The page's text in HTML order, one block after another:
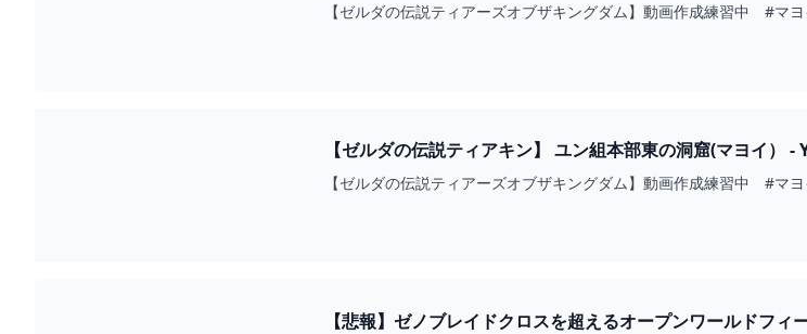
【ゼルダの伝説ティアーズオブザキングダム】動画作成練習中 #マ
【ゼルダの伝説ティアキン】 ユン組本部東の洞窟(マヨイ） -
【ゼルダの伝説ティアーズオブザキングダム】動画作成練習中 #マ
【悲報】ゼノブレイドクロスを超えるオープンワールドフ